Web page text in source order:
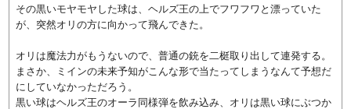
その黒いモヤモヤした球は、ヘルズ王の上でフワフワと漂っていた
が、突然オリの方に向かって飛んできた。
オリは魔法力がもうないので、普通の銃を二梃取り出して連発する。
まさか、ミインの未来予知がこんな形で当たってしまうなんて予想だ
にしていなかっただろう。
黒い球はヘルズ王のオーラ同様弾を飲み込み、オリは黒い球にぶつか